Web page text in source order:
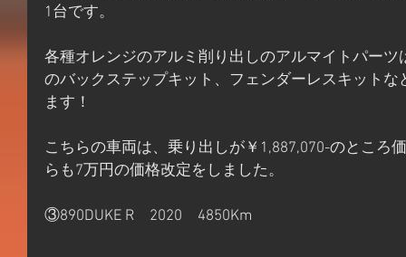
1台です。
各種オレンジのアルミ削り出しのアルマイトパー
のバックステップキット、フェンダーレスキット
ます！
こちらの車両は、乗り出しが￥1,887,070-のところ
らも7万円の価格改定をしました。
③890DUKE R　2020　4850Km